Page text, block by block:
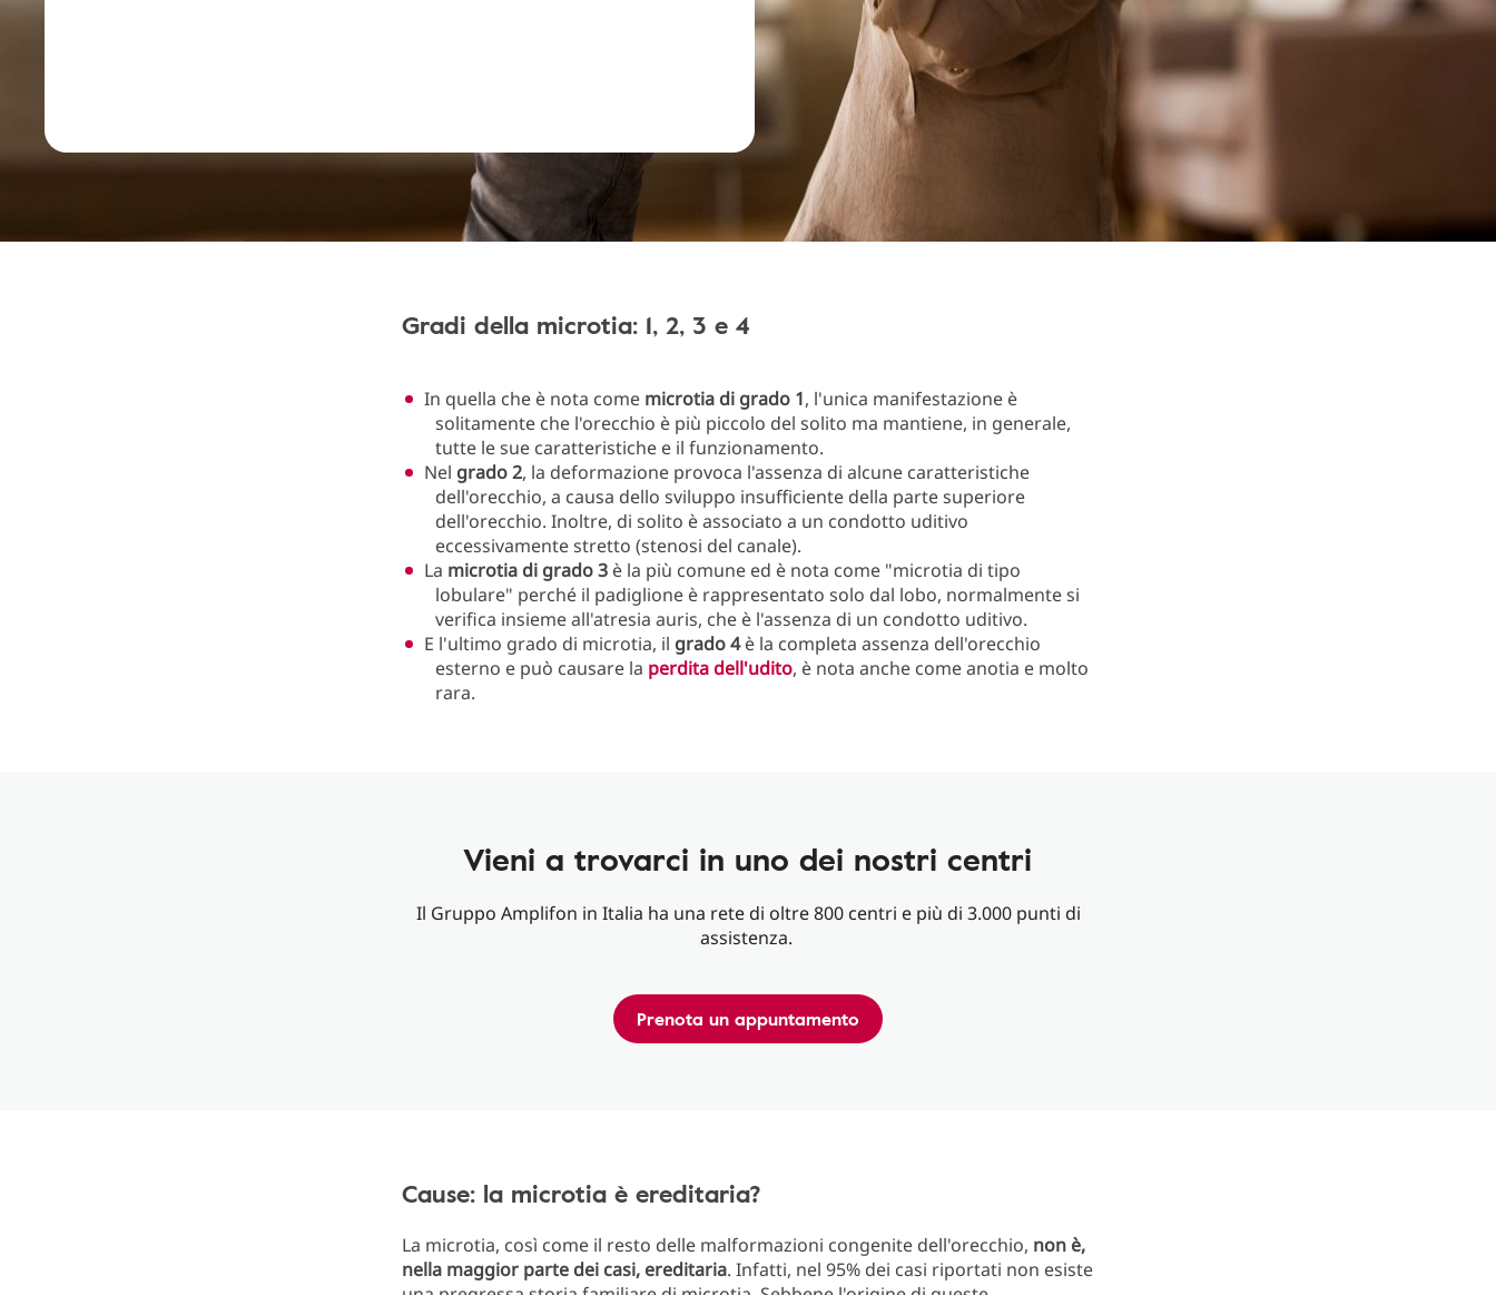
Gradi della microtia: 1, 2, 3 e 4
In quella che è nota come microtia di grado 1, l'unica manifestazione è
solitamente che l'orecchio è più piccolo del solito ma mantiene, in generale,
tutte le sue caratteristiche e il funzionamento.
Nel grado 2, la deformazione provoca l'assenza di alcune caratteristiche
dell'orecchio, a causa dello sviluppo insufficiente della parte superiore
dell'orecchio. Inoltre, di solito è associato a un condotto uditivo
eccessivamente stretto (stenosi del canale).
La microtia di grado 3 è la più comune ed è nota come "microtia di tipo
lobulare" perché il padiglione è rappresentato solo dal lobo, normalmente si
verifica insieme all'atresia auris, che è l'assenza di un condotto uditivo.
E l'ultimo grado di microtia, il grado 4è la completa assenza dell'orecchio
esterno e può causare la perdita dell'udito, è nota anche come anotia e molto
rara.
Vieni a trovarci in uno dei nostri centri
Il Gruppo Amplifon in Italia ha una rete di oltre 800 centri e più di 3.000 punti di
assistenza.
Prenota un appuntamento
Cause: la microtia è ereditaria?
La microtia, così come il resto delle malformazioni congenite dell'orecchio, non è,
nella maggior parte dei casi, ereditaria. Infatti, nel 95% dei casi riportati non esiste